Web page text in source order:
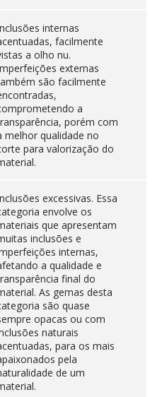
internas
facilmente
a olho nu.
externas
são facilmente
a
porém com
melhor qualidade no
para valorização do
excessivas. Essa
envolve os
que apresentam
inclusões e
internas,
a qualidade e
final do
As gemas desta
são quase
opacas ou com
naturais
para os mais
pela
de um